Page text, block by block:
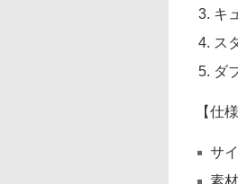
キ
ス
ダ
【仕様
サ
素